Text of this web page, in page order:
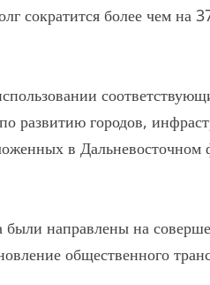
сократится более чем на
развитию городов,
в
были направлены на
общественного